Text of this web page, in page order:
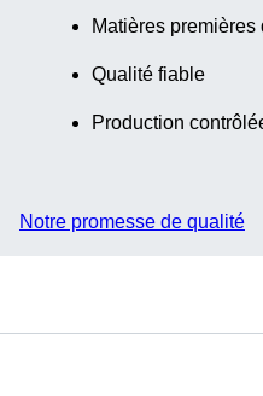
Matières
Qualité fiable
Production
Notre promesse de qualité